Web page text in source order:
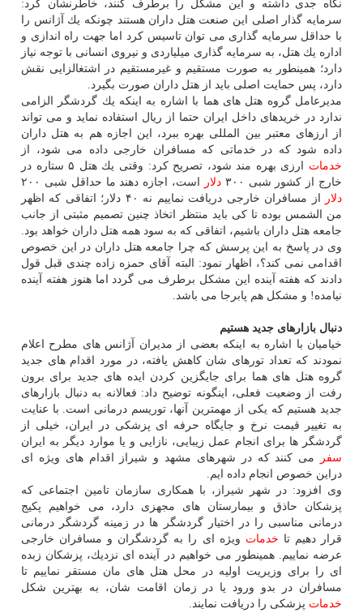
نگاه جدی داشته و این مشكل را برطرف كنند، خاطرنشان كرد:
سرمایه گذار اصلی این صنعت هتل داران هستند چونكه یك آژانس را
با حداقل سرمایه گذاری می توان تاسیس كرد اما جهت راه اندازی و
اداره یك هتل، به سرمایه گذاری میلیاردی و نیروی انسانی با توجه نیاز
دارد؛ همینطور به صورت مستقیم و غیرمستقیم در اشتغالزایی نقش
دارد، پس حمایت اصلی باید از هتل داران صورت بگیرد.
مدیرعامل گروه هتل های هما با اشاره به اینكه یك گردشگر الزامی
ندارد در خریدهای داخل ایران حتما از ریال استفاده نماید و می تواند
از ارزهای معتبر بین المللی بهره ببرد، این اجازه هم به هتل داران
داده شود كه در خدماتی كه مسافران خارجی داده می شود، از
خدمات
ارزی بهره مند شود، تصریح كرد: وقتی یك هتل ۵ ستاره در
خارج از كشور شبی ۳۰۰
دلار
است، اجازه دهند ما حداقل شبی ۲۰۰
دلار
از مسافران خارجی دریافت نماییم نه ۴۰ دلار؛ اتفاقی كه اظهر
من الشمس بوده تا كی باید منتظر اتخاذ چنین تصمیم مثبتی از جانب
جامعه هتل داران باشیم، اتفاقی كه به سود همه هتل داران خواهد بود.
وی در پاسخ به این پرسش كه چرا جامعه هتل داران در این خصوص
اقدامی نمی كند؟، اظهار نمود: البته آقای حمزه زاده چندی قبل قول
دادند كه هفته آینده این مشكل برطرف می گردد اما هنوز هفته آینده
نیامده! و مشكل هم پابرجا می باشد.
دنبال بازارهای جدید هستیم
خیامیان با اشاره به اینكه بعضی از مدیران آژانس های مطرح اعلام
نمودند كه تعداد تورهای شان كاهش یافته، در مورد اقدام های جدید
گروه هتل های هما برای جایگزین كردن ایده های جدید برای برون
رفت از وضعیت فعلی، اینگونه توضیح داد: فعالانه به دنبال بازارهای
جدید هستیم كه یكی از مهمترین آنها، توریسم درمانی است. با عنایت
به تغییر قیمت نرخ و جایگاه حرفه ای پزشكی در ایران، خیلی از
گردشگر ها برای انجام عمل زیبایی، نازایی و یا موارد دیگر به ایران
سفر
می كنند كه در شهرهای مشهد و شیراز اقدام های ویژه ای
دراین خصوص انجام داده ایم.
وی افزود: در شهر شیراز، با همكاری سازمان تامین اجتماعی كه
پزشكان حاذق و بیمارستان های مجهزی دارد، می خواهیم پكیج
درمانی مناسبی را در اختیار گردشگر ها در زمینه گردشگر درمانی
قرار دهیم تا خدمات ویژه ای را به گردشگران و مسافران خارجی
عرضه نماییم. همینطور می خواهیم در آینده ای نزدیك، پزشكان زبده
ای را برای وزیریت اولیه در محل هتل های مان مستقر نماییم تا
مسافران در بدو ورود یا در زمان اقامت شان، به بهترین شكل
خدمات پزشكی را دریافت نمایند.